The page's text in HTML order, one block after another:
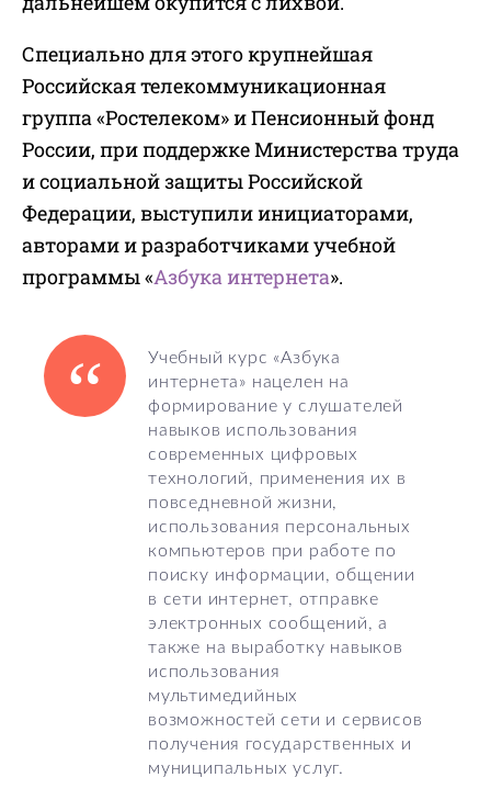
Специально для этого крупнейшая
Российская телекоммуникационная
группа «Ростелеком» и Пенсионный фонд
России, при поддержке Министерства труда
и социальной защиты Российской
Федерации, выступили инициаторами,
авторами и разработчиками учебной
программы «Азбука интернета».
Учебный курс «Азбука
интернета» нацелен на
формирование у слушателей
навыков использования
современных цифровых
технологий, применения их в
повседневной жизни,
использования персональных
компьютеров при работе по
поиску информации, общении
в сети интернет, отправке
электронных сообщений, а
также на выработку навыков
использования
мультимедийных
возможностей сети и сервисов
получения государственных и
муниципальных услуг.